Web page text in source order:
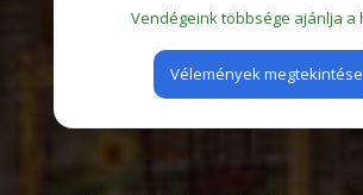
Vendégeink többsége ajánlja a
Vélemények megtekintése